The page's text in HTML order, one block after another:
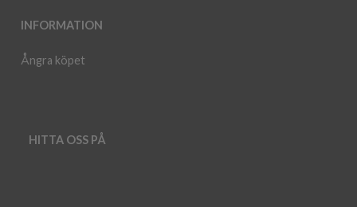
INFORMATION
Ångra köpet
HITTA OSS PÅ